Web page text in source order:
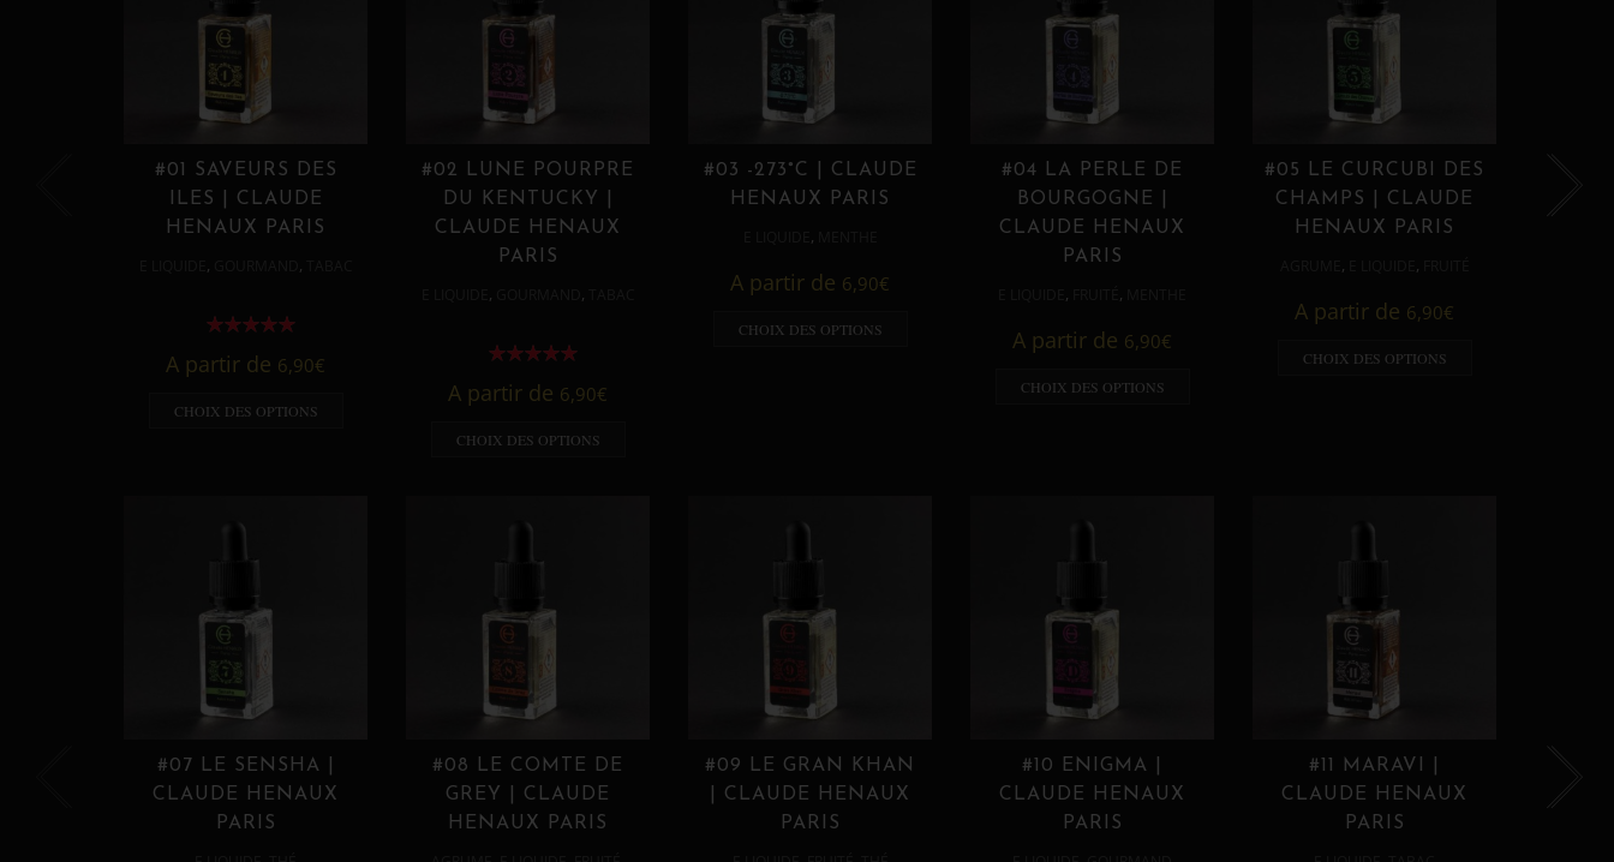
#01 SAVEURS DES
ILES | CLAUDE
HENAUX PARIS
, ,
A partir de 6,90€
CHOIX DES OPTIONS
#02 LUNE POURPRE
DU KENTUCKY |
CLAUDE HENAUX
PARIS
, ,
A partir de 6,90€
CHOIX DES OPTIONS
#03 -273°C | CLAUDE
HENAUX PARIS
,
A partir de 6,90€
CHOIX DES OPTIONS
#04 LA PERLE DE
BOURGOGNE |
CLAUDE HENAUX
PARIS
, ,
A partir de 6,90€
CHOIX DES OPTIONS
#05 LE CURCUBI DES
CHAMPS | CLAUDE
HENAUX PARIS
, ,
A partir de 6,90€
CHOIX DES OPTIONS
#07 LE SENSHA |
CLAUDE HENAUX
PARIS
#08 LE COMTE DE
GREY | CLAUDE
HENAUX PARIS
#09 LE GRAN KHAN
| CLAUDE HENAUX
PARIS
#10 ENIGMA |
CLAUDE HENAUX
PARIS
#11 MARAVI |
CLAUDE HENAUX
PARIS